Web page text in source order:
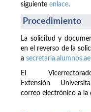
siguiente enlace.
Procedimiento
La solicitud y
en el reverso de la
a
El
Extensión
correo electrónico a la